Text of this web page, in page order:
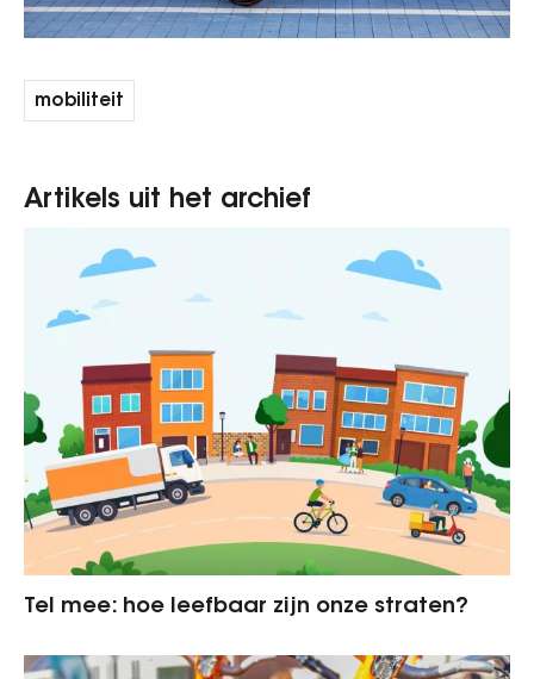
mobiliteit
Artikels uit het archief
Tel mee: hoe leefbaar zijn onze straten?